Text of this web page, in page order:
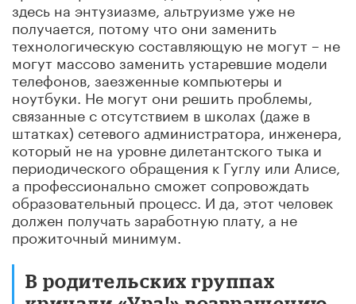
здесь на энтузиазме, альтруизме уже не
получается, потому что они заменить
технологическую составляющую не могут – не
могут массово заменить устаревшие модели
телефонов, заезженные компьютеры и
ноутбуки. Не могут они решить проблемы,
связанные с отсутствием в школах (даже в
штатках) сетевого администратора, инженера,
который не на уровне дилетантского тыка и
периодического обращения к Гуглу или Алисе,
а профессионально сможет сопровождать
образовательный процесс. И да, этот человек
должен получать заработную плату, а не
прожиточный минимум.
В родительских группах